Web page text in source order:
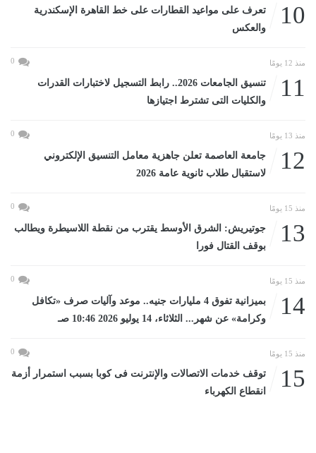
10
تعرف على مواعيد القطارات على خط القاهرة الإسكندرية
والعكس
منذ 12 يومًا 0
11
تنسيق الجامعات 2026.. رابط التسجيل لاختبارات القدرات
والكليات التى تشترط اجتيازها
منذ 13 يومًا 0
12
جامعة العاصمة تعلن جاهزية معامل التنسيق الإلكتروني
لاستقبال طلاب ثانوية عامة 2026
منذ 15 يومًا 0
13
جوتيريش: الشرق الأوسط يقترب من نقطة اللاسيطرة ويطالب
بوقف القتال فورا
منذ 15 يومًا 0
14
بميزانية تفوق 4 مليارات جنيه.. موعد وآليات صرف «تكافل
وكرامة» عن شهر... الثلاثاء، 14 يوليو 2026 10:46 صـ
منذ 15 يومًا 0
15
توقف خدمات الاتصالات والإنترنت فى كوبا بسبب استمرار أزمة
انقطاع الكهرباء